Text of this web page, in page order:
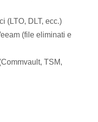
(LTO, DLT, ecc.)
(file eliminati e
TSM,